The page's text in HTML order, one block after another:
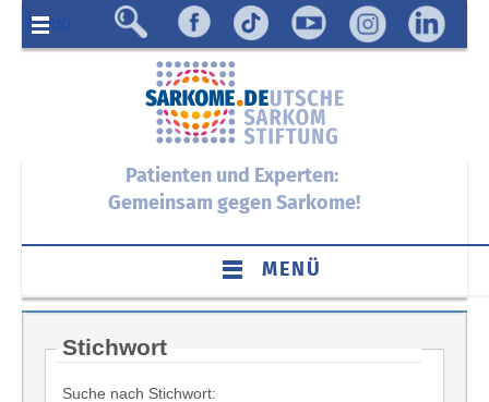
Menü
Patienten und Experten:
Gemeinsam gegen Sarkome!
MENÜ
Stichwort
Suche nach Stichwort: